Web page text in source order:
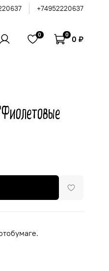
+74952220637
0 0 0 ₽